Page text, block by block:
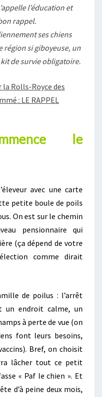
l’éducation et
rappel.
ses chiens
région si giboyeuse, un
de survie obligatoire.
Rolls-Royce des
: LE RAPPEL
le
avec une carte
petite boule de poils
On est sur le chemin
pensionnaire qui
(ça dépend de votre
comme dirait
de poilus : l’arrêt
un endroit calme, un
à perte de vue (on
font leurs besoins,
Bref, on choisit
lâcher tout ce petit
« Paf le chien ». Et
d’à peine deux mois,